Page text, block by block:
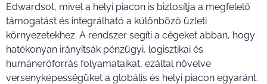
Edwardsot, mivel a helyi piacon is biztosítja a megfelelő
támogatást és integrálható a különböző üzleti
környezetekhez. A rendszer segíti a cégeket abban, hogy
hatékonyan irányítsák pénzügyi, logisztikai és
humánerőforrás folyamataikat, ezáltal növelve
versenyképességüket a globális és helyi piacon egyaránt.